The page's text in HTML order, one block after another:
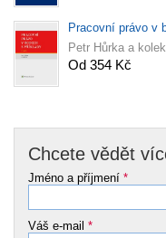
Pracovní právo v
Petr Hůrka a
Od 354 Kč
Chcete vědět
Jméno a příjmení *
Váš e-mail *